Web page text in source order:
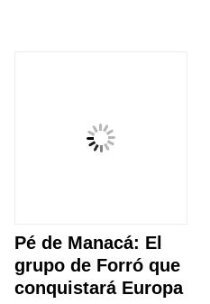
Pé de Manacá: El
grupo de Forró que
conquistará Europa